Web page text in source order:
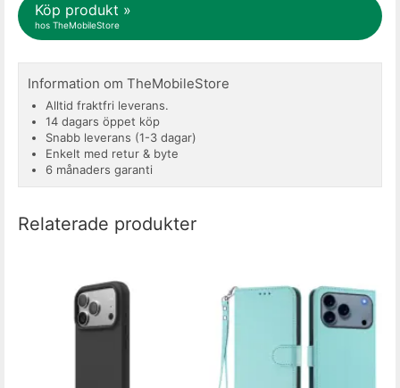
Köp produkt »
hos TheMobileStore
Information om TheMobileStore
Alltid fraktfri leverans.
14 dagars öppet köp
Snabb leverans (1-3 dagar)
Enkelt med retur & byte
6 månaders garanti
Relaterade produkter